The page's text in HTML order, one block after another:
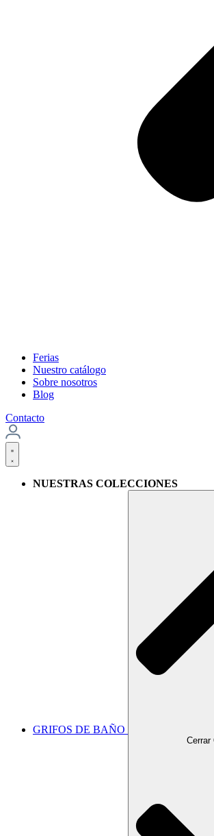
Ferias
Nuestro catálogo
Sobre nosotros
Blog
Contacto
NUESTRAS COLECCIONES
GRIFOS DE BAÑO
Cerrar